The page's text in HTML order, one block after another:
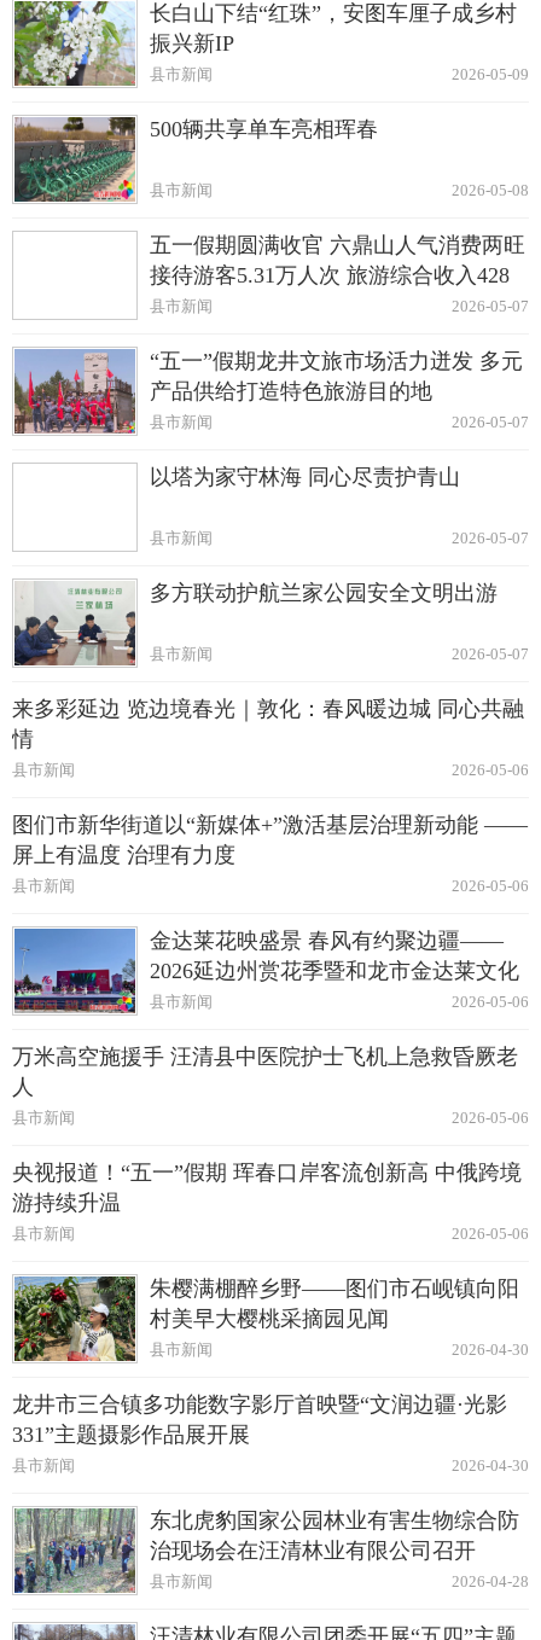
长白山下结“红珠”，安图车厘子成乡村
振兴新IP
2026-05-09
县市新闻
500辆共享单车亮相珲春
2026-05-08
县市新闻
五一假期圆满收官 六鼎山人气消费两旺
接待游客5.31万人次 旅游综合收入428
万元
2026-05-07
县市新闻
“五一”假期龙井文旅市场活力迸发 多元
产品供给打造特色旅游目的地
2026-05-07
县市新闻
以塔为家守林海 同心尽责护青山
2026-05-07
县市新闻
多方联动护航兰家公园安全文明出游
2026-05-07
县市新闻
来多彩延边 览边境春光｜敦化：春风暖边城 同心共融
情
2026-05-06
县市新闻
图们市新华街道以“新媒体+”激活基层治理新动能 ——
屏上有温度 治理有力度
2026-05-06
县市新闻
金达莱花映盛景 春风有约聚边疆——
2026延边州赏花季暨和龙市金达莱文化
旅游推广季启幕
2026-05-06
县市新闻
万米高空施援手 汪清县中医院护士飞机上急救昏厥老
人
2026-05-06
县市新闻
央视报道！“五一”假期 珲春口岸客流创新高 中俄跨境
游持续升温
2026-05-06
县市新闻
朱樱满棚醉乡野——图们市石岘镇向阳
村美早大樱桃采摘园见闻
2026-04-30
县市新闻
龙井市三合镇多功能数字影厅首映暨“文润边疆·光影
331”主题摄影作品展开展
2026-04-30
县市新闻
东北虎豹国家公园林业有害生物综合防
治现场会在汪清林业有限公司召开
2026-04-28
县市新闻